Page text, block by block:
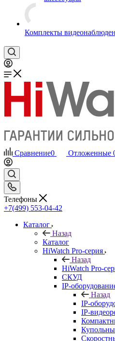
Комплекты
Сравнение0 Отложенные
Телефоны
+7(499) 553-04-42
Каталог
Назад
Каталог
HiWatch Pro-серия
Назад
HiWatch Pro-
CКУД
IP-
Назад
IP-
IP-